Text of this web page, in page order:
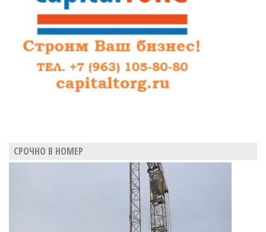
к
Радаеву
«депутату
на
игле»
СРОЧНО В НОМЕР